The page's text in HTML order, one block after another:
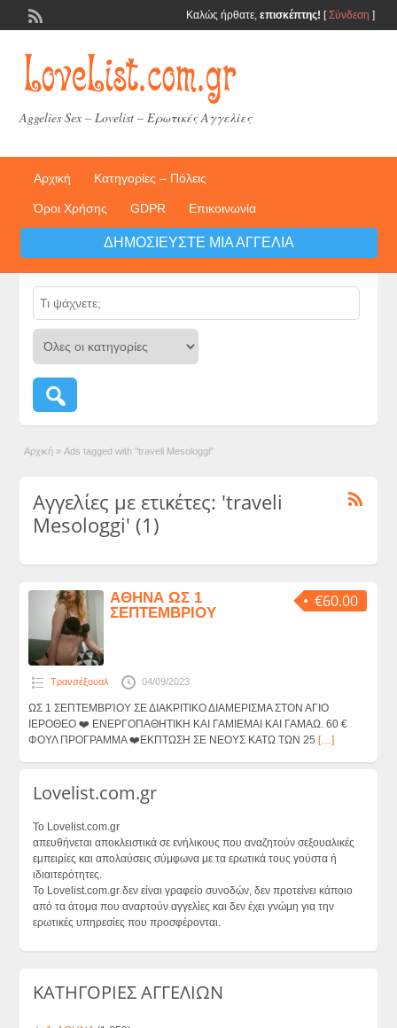
Καλώς ήρθατε, επισκέπτης! [Σύνδεση ]
Aggelies Sex – Lovelist – Ερωτικές Αγγελίες
Αρχική Κατηγορίες – Πόλεις
Όροι Χρήσης GDPR Επικοινωνία
ΔΗΜΟΣΙΕΎΣΤΕ ΜΙΑ ΑΓΓΕΛΊΑ
Αρχική » Ads tagged with "traveli Mesologgi"
Αγγελίες με ετικέτες: 'traveli
Mesologgi' (1)
€60.00
ΑΘΗΝΑ ΩΣ 1
ΣΕΠΤΕΜΒΡΙΟΥ
Τρανσέξουαλ 04/09/2023
ΩΣ 1 ΣΕΠΤΕΜΒΡΊΟΥ ΣΕ ΔΙΑΚΡΙΤΙΚΟ ΔΙΑΜΕΡΙΣΜΑ ΣΤΟΝ ΑΓΙΟ
ΙΕΡΟΘΕΟ ❤️ ΕΝΕΡΓΟΠΑΘΗΤΙΚΗ ΚΑΙ ΓΑΜΙΕΜΑΙ ΚΑΙ ΓΑΜΑΩ. 60 €
ΦΟΥΛ ΠΡΟΓΡΑΜΜΑ ❤️ΕΚΠΤΩΣΗ ΣΕ ΝΕΟΥΣ ΚΑΤΩ ΤΩΝ 25 […]
Lovelist.com.gr
Το Lovelist.com.gr
απευθήνεται αποκλειστικά σε ενήλικους που αναζητούν σεξουαλικές
εμπειρίες και απολαύσεις σύμφωνα με τα ερωτικά τους γούστα ή
ιδιαιτερότητες.
Το Lovelist.com.gr δεν είναι γραφείο συνοδών, δεν προτείνει κάποιο
από τα άτομα που αναρτούν αγγελίες και δεν έχει γνώμη για την
ερωτικές υπηρεσίες που προσφέρονται.
ΚΑΤΗΓΟΡΙΕΣ ΑΓΓΕΛΙΩΝ